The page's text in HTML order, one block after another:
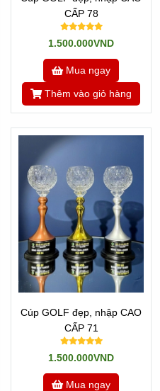
CẤP 78
1.500.000VND
Mua ngay
Thêm vào giỏ hàng
Cúp GOLF đẹp, nhập CAO
CẤP 71
1.500.000VND
Mua ngay